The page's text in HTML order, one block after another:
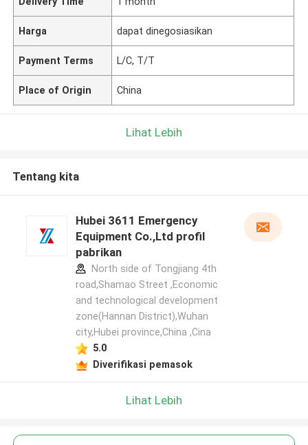
Harga dapat dinegosiasikan
Payment Terms L/C, T/T
Place of Origin China
Lihat Lebih
Tentang kita
Hubei 3611 Emergency
Equipment Co.,Ltd profil
pabrikan
North side of Tongjiang 4th
road,Shamao Street ,Economic
and technological development
zone(Hannan District),Wuhan
city,Hubei province,China ,Cina
5.0
Diverifikasi pemasok
Lihat Lebih